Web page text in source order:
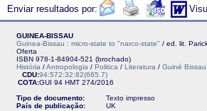
Enviar resultados por:
GUINEA-BISSAU
Guinea-Bissau : micro-state to "narco-state" / ed. lit.
Oferta
ISBN 978-1-84904-521 (brochado)
História /Antropologia / Politica / Literatura / Guiné Bissau
CDU:94:572:32:82(665.7)
COTA:GUI 94 HMT 274/2016
Tipo de documento:
Texto impresso
País de publicação:
UK